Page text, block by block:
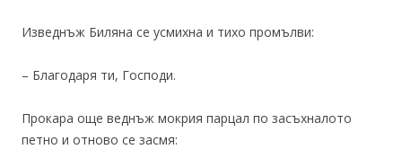
Изведнъж Биляна се усмихна и тихо промълви:
– Благодаря ти, Господи.
Прокара още веднъж мокрия парцал по засъхналото
петно и отново се засмя: